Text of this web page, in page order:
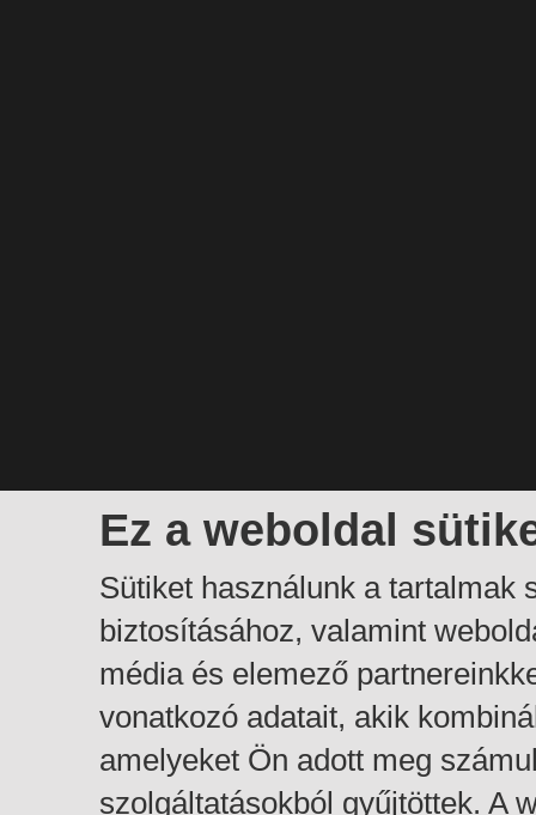
Ez a weboldal
Sütiket használunk a tartalmak
biztosításához, valamint
média és elemező
vonatkozó adatait, akik
amelyeket Ön adott meg
szolgáltatásokból gyűjtöttek. A